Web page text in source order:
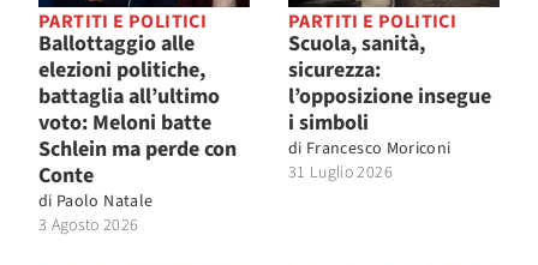
PARTITI E POLITICI
Ballottaggio alle
elezioni politiche,
battaglia all’ultimo
voto: Meloni batte
Schlein ma perde con
Conte
di Paolo Natale
3 Agosto 2026
PARTITI E POLITICI
Scuola, sanità,
sicurezza:
l’opposizione insegue
i simboli
di Francesco Moriconi
31 Luglio 2026